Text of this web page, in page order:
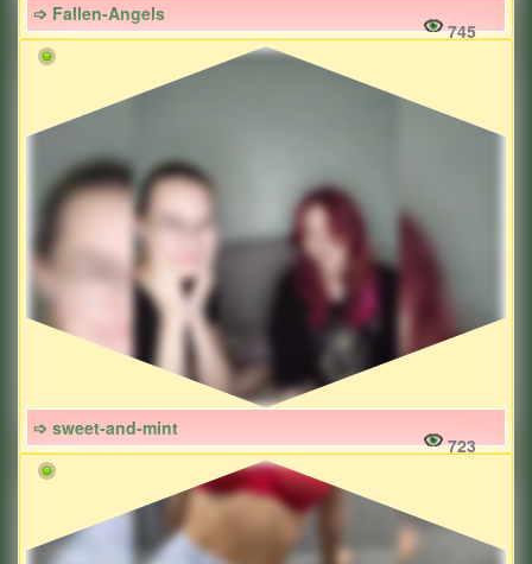
➩ Fallen-Angels
745
➩ sweet-and-mint
723